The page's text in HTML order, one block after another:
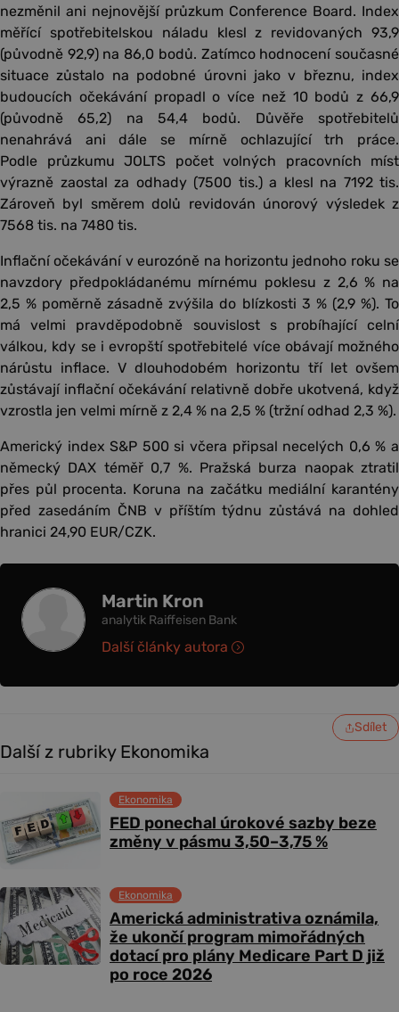
nezměnil ani nejnovější průzkum Conference Board. Index
měřící spotřebitelskou náladu klesl z revidovaných 93,9
(původně 92,9) na 86,0 bodů. Zatímco hodnocení současné
situace zůstalo na podobné úrovni jako v březnu, index
budoucích očekávání propadl o více než 10 bodů z 66,9
(původně 65,2) na 54,4 bodů. Důvěře spotřebitelů
nenahrává ani dále se mírně ochlazující trh práce.
Podle průzkumu JOLTS počet volných pracovních míst
výrazně zaostal za odhady (7500 tis.) a klesl na 7192 tis.
Zároveň byl směrem dolů revidován únorový výsledek z
7568 tis. na 7480 tis.
Inflační očekávání v eurozóně na horizontu jednoho roku se
navzdory předpokládanému mírnému poklesu z 2,6 % na
2,5 % poměrně zásadně zvýšila do blízkosti 3 % (2,9 %). To
má velmi pravděpodobně souvislost s probíhající celní
válkou, kdy se i evropští spotřebitelé více obávají možného
nárůstu inflace. V dlouhodobém horizontu tří let ovšem
zůstávají inflační očekávání relativně dobře ukotvená, když
vzrostla jen velmi mírně z 2,4 % na 2,5 % (tržní odhad 2,3 %).
Americký index S&P 500 si včera připsal necelých 0,6 % a
německý DAX téměř 0,7 %. Pražská burza naopak ztratil
přes půl procenta. Koruna na začátku mediální karantény
před zasedáním ČNB v příštím týdnu zůstává na dohled
hranici 24,90 EUR/CZK.
Martin Kron
analytik Raiffeisen Bank
Další články autora
Sdílet
Další z rubriky Ekonomika
FED ponechal úrokové sazby beze
změny v pásmu 3,50–3,75 %
Ekonomika
Americká administrativa oznámila,
že ukončí program mimořádných
dotací pro plány Medicare Part D již
po roce 2026
Ekonomika